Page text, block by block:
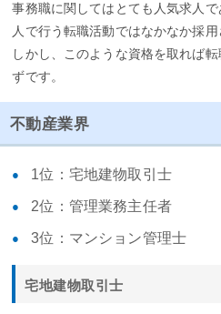
事務職に関してはとても人気求人
人で行う転職活動ではなかなか採
しかし、このような資格を取れば
ずです。
不動産業界
1位：宅地建物取引士
2位：管理業務主任者
3位：マンション管理士
宅地建物取引士